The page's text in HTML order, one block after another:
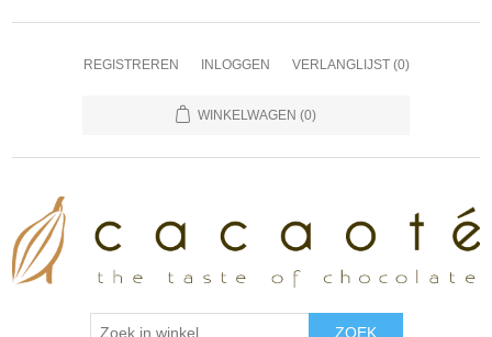
REGISTREREN INLOGGEN VERLANGLIJST (0)
WINKELWAGEN (0)